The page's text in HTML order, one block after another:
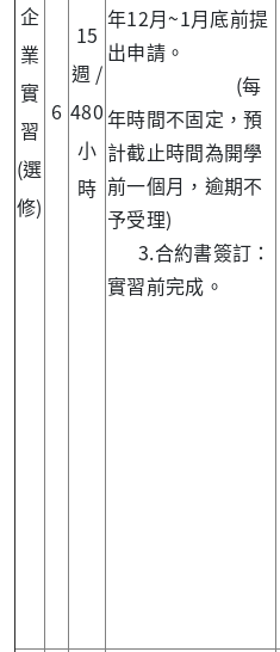
企
業
實
習
(選
修)
6
15
週 /
480
小
時
年12月~1月底前提
出申請。
(每
年時間不固定，預
計截止時間為開學
前一個月，逾期不
予受理)
3.合約書簽訂：
實習前完成。